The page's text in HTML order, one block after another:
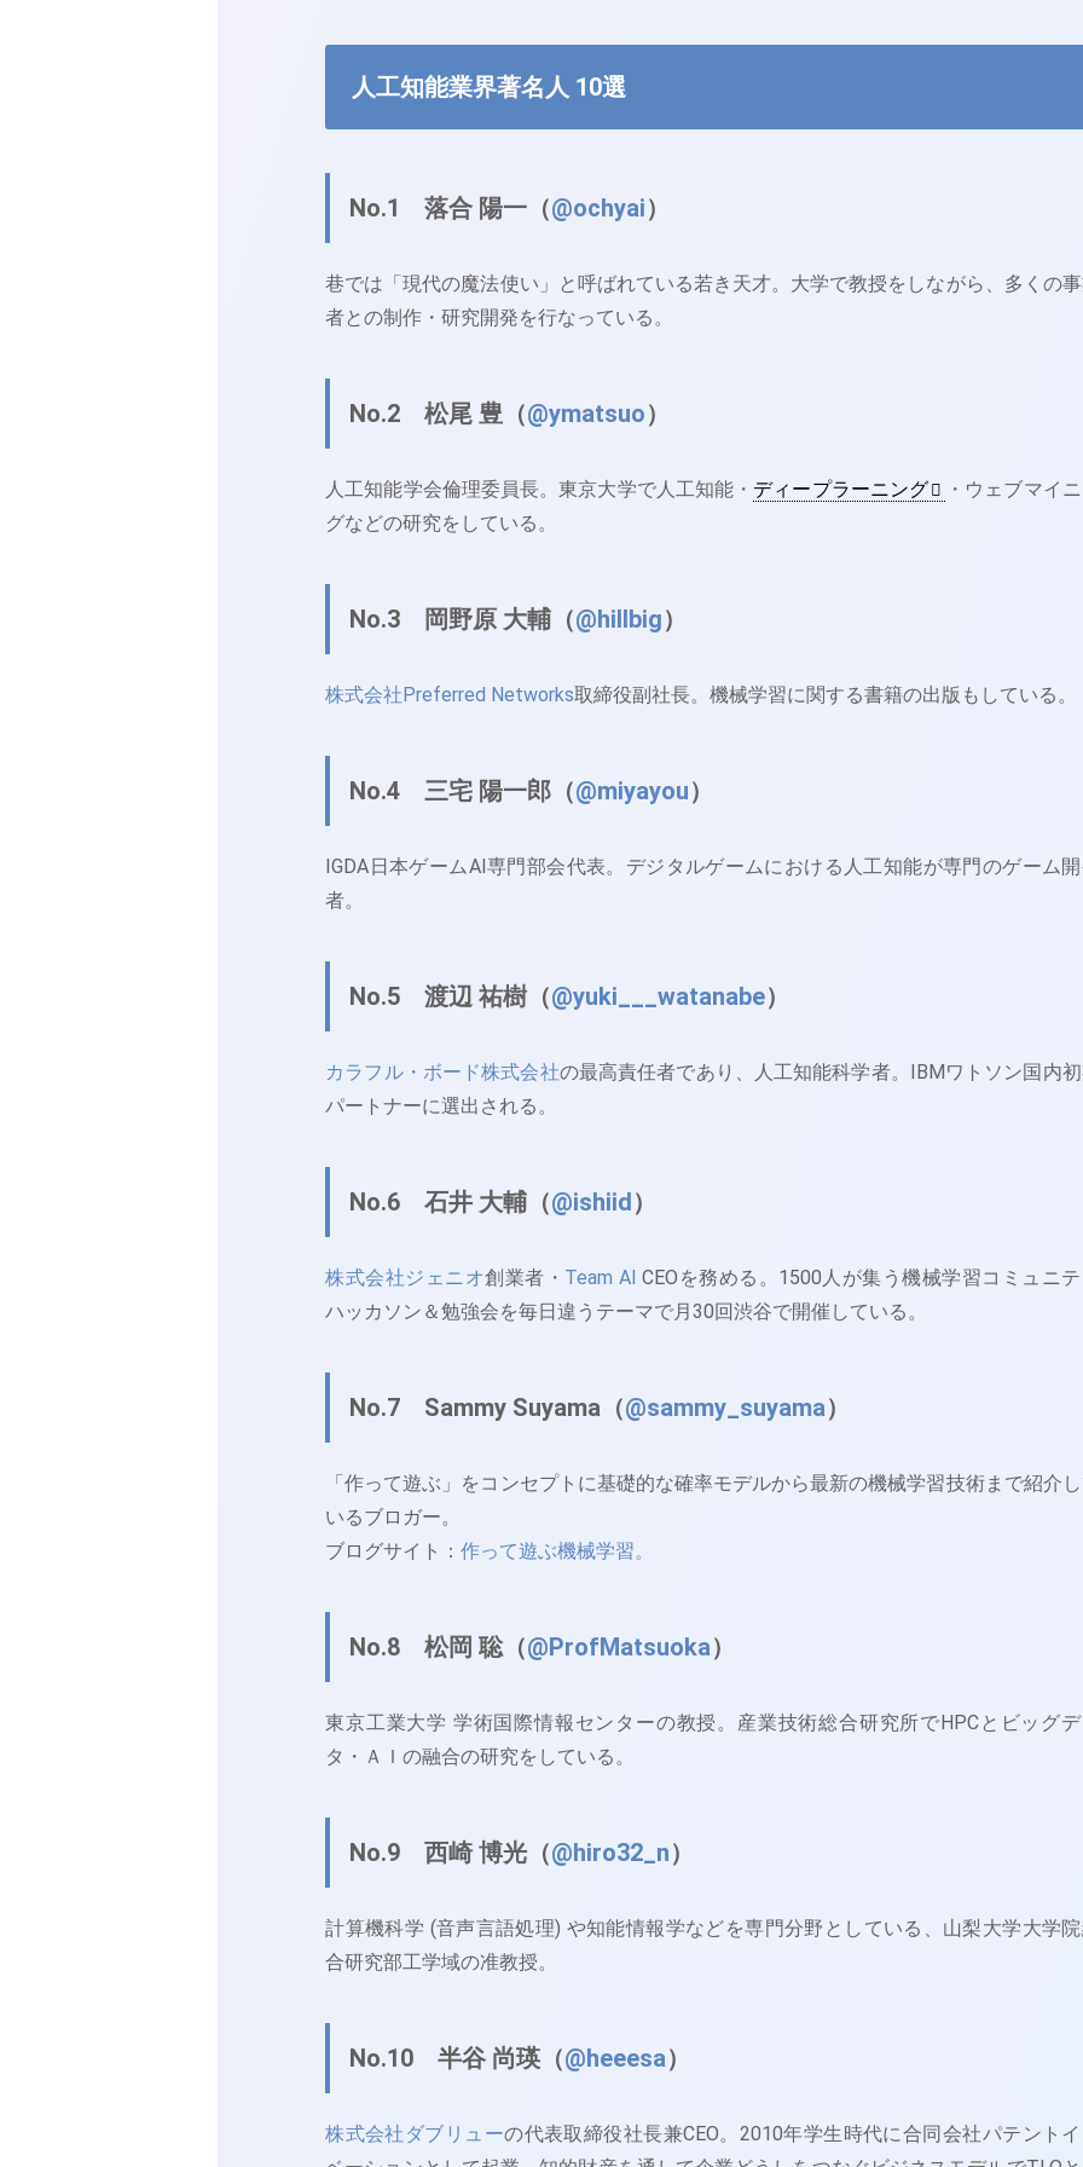
人工知能業界著名人 10選
No.1 落合 陽一（@ochyai）
巷では「現代の魔法使い」と呼ばれている若き天才。大学で教授をしながら、多くの
者との制作・研究開発を行なっている。
No.2 松尾 豊（@ymatsuo）
人工知能学会倫理委員長。東京大学で人工知能・ ディープラーニング
・ウェブマイ
グなどの研究をしている。
No.3 岡野原 大輔（@hillbig）
株式会社Preferred Networks取締役副社長。機械学習に関する書籍の出版もしている。
No.4 三宅 陽一郎（@miyayou）
IGDA日本ゲームAI専門部会代表。デジタルゲームにおける人工知能が専門のゲーム
者。
No.5 渡辺 祐樹（@yuki___watanabe）
カラフル・ボード株式会社の最高責任者であり、人工知能科学者。IBMワトソン国内
パートナーに選出される。
No.6 石井 大輔（@ishiid ）
株式会社ジェニオ創業者・ Team AI CEOを務める。1500人が集う機械学習コミュニ
ハッカソン＆勉強会を毎日違うテーマで月30回渋谷で開催している。
No.7 Sammy Suyama（@sammy_suyama）
「作って遊ぶ」をコンセプトに基礎的な確率モデルから最新の機械学習技術まで紹介
いるブロガー。
ブログサイト：作って遊ぶ機械学習。
No.8 松岡 聡（@ProfMatsuoka）
東京工業大学 学術国際情報センターの教授。産業技術総合研究所でHPCとビッグ
タ・ＡＩの融合の研究をしている。
No.9 西崎 博光（@hiro32_n）
計算機科学 (音声言語処理) や知能情報学などを専門分野としている、山梨大学大学
合研究部工学域の准教授。
No.10 半谷 尚瑛（@heeesa）
株式会社ダブリューの代表取締役社長兼CEO。2010年学生時代に合同会社パテント